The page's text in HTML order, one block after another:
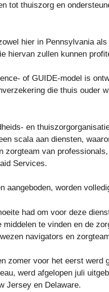
tot thuiszorg en
hier in Pennsylvania
hiervan zullen kunnen
of GUIDE-model is
die thuis ouder
en
scala aan diensten,
zorgteam van
Services.
aangeboden, worden
had om voor deze
te vinden en de
navigators en
zomer voor het eerst werd
werd afgelopen juli
Jersey en Delaware.